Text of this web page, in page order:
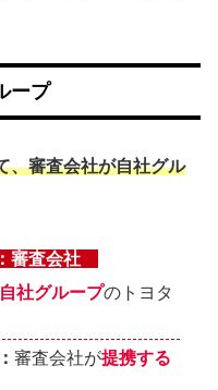
ープ
、審査会社が自社グル
審査会社
自社グループのトヨタ
審査会社が提携する